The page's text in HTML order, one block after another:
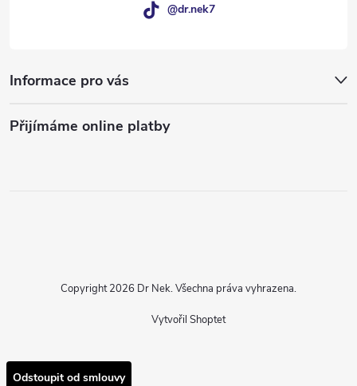
@dr.nek7
Informace pro vás
Přijímáme online platby
Vytvořil Shoptet
Copyright 2026 Dr Nek. Všechna práva vyhrazena.
Odstoupit od smlouvy